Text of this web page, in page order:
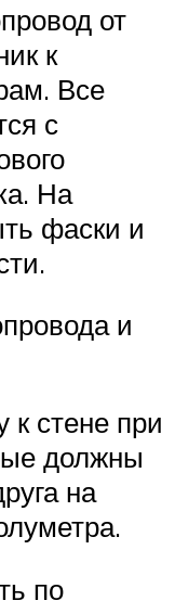
от
к
Все
с
На
фаски и
и
к стене при
должны
на
по